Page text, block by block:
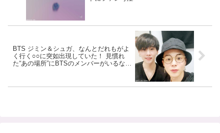
BTS ジミン＆シュガ、なんとだれもがよ
く行く○○に突如出現していた！ 見慣れ
た“あの場所”にBTSのメンバーがいるなん
り